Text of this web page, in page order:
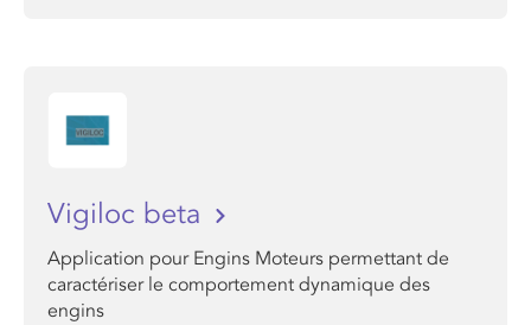
Vigiloc beta
Application pour Engins Moteurs permettant de
caractériser le comportement dynamique des
engins